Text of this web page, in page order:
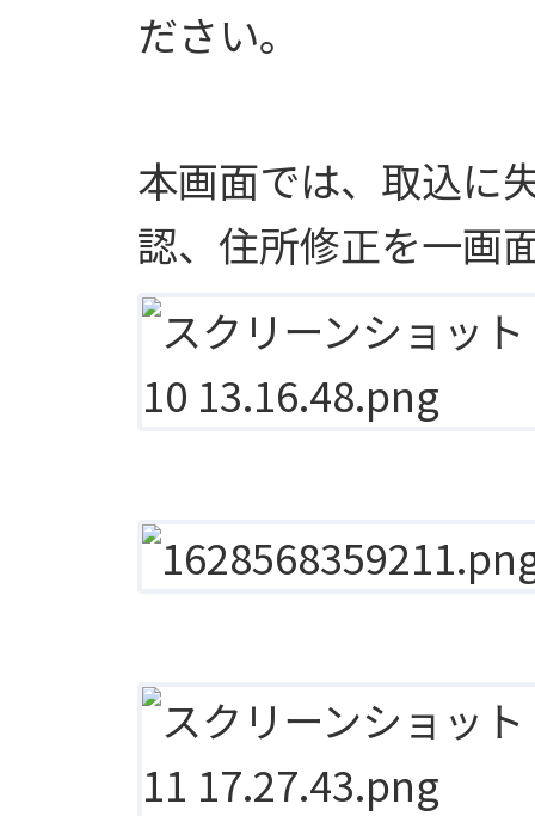
ださい。
本画面では、取込に
認、住所修正を一画